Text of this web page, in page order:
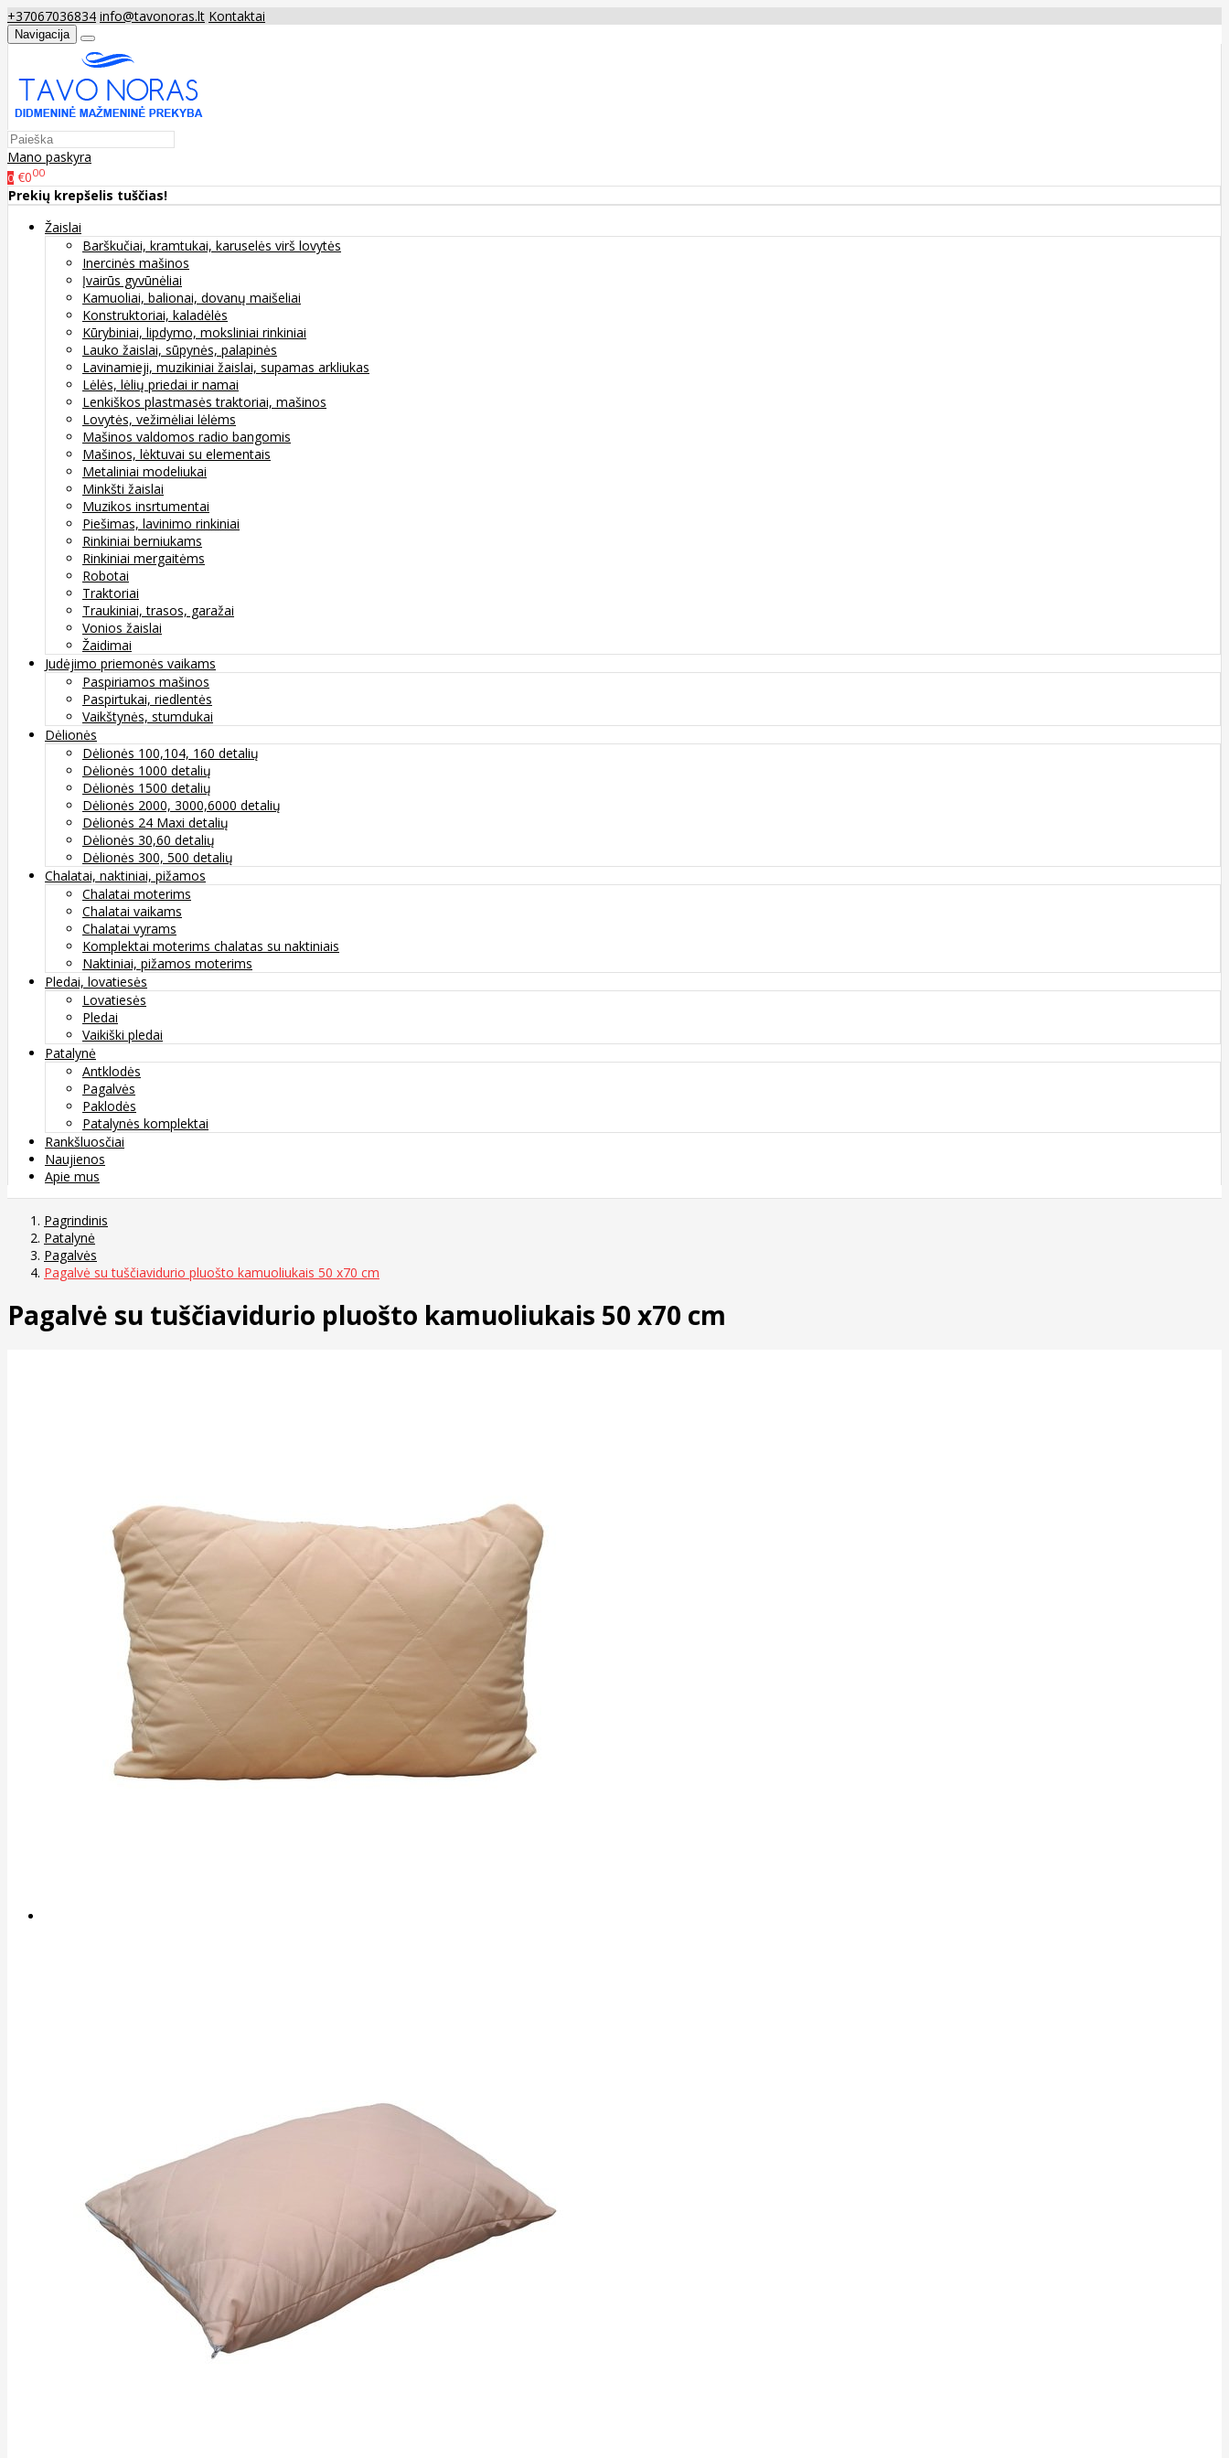
+37067036834 info@tavonoras.lt Kontaktai
Navigacija
Mano paskyra
0 €000
Prekių krepšelis tuščias!
Žaislai
Barškučiai, kramtukai, karuselės virš lovytės
Inercinės mašinos
Įvairūs gyvūnėliai
Kamuoliai, balionai, dovanų maišeliai
Konstruktoriai, kaladėlės
Kūrybiniai, lipdymo, moksliniai rinkiniai
Lauko žaislai, sūpynės, palapinės
Lavinamieji, muzikiniai žaislai, supamas arkliukas
Lėlės, lėlių priedai ir namai
Lenkiškos plastmasės traktoriai, mašinos
Lovytės, vežimėliai lėlėms
Mašinos valdomos radio bangomis
Mašinos, lėktuvai su elementais
Metaliniai modeliukai
Minkšti žaislai
Muzikos insrtumentai
Piešimas, lavinimo rinkiniai
Rinkiniai berniukams
Rinkiniai mergaitėms
Robotai
Traktoriai
Traukiniai, trasos, garažai
Vonios žaislai
Žaidimai
Judėjimo priemonės vaikams
Paspiriamos mašinos
Paspirtukai, riedlentės
Vaikštynės, stumdukai
Dėlionės
Dėlionės 100,104, 160 detalių
Dėlionės 1000 detalių
Dėlionės 1500 detalių
Dėlionės 2000, 3000,6000 detalių
Dėlionės 24 Maxi detalių
Dėlionės 30,60 detalių
Dėlionės 300, 500 detalių
Chalatai, naktiniai, pižamos
Chalatai moterims
Chalatai vaikams
Chalatai vyrams
Komplektai moterims chalatas su naktiniais
Naktiniai, pižamos moterims
Pledai, lovatiesės
Lovatiesės
Pledai
Vaikiški pledai
Patalynė
Antklodės
Pagalvės
Paklodės
Patalynės komplektai
Rankšluosčiai
Naujienos
Apie mus
Pagrindinis
Patalynė
Pagalvės
Pagalvė su tuščiavidurio pluošto kamuoliukais 50 x70 cm
Pagalvė su tuščiavidurio pluošto kamuoliukais 50 x70 cm